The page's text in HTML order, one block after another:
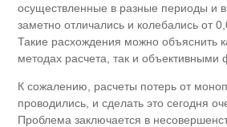
осуществленные в разные периоды и в
заметно отличались и колебались от
Такие расхождения можно объяснить
методах расчета, так и объективными
К сожалению, расчеты потерь от
проводились, и сделать это сегодня
Проблема заключается в